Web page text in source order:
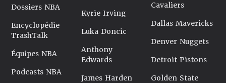
Dossiers NBA
Encyclopédie
TrashTalk
Équipes NBA
Podcasts NBA
Kyrie Irving
Luka Doncic
Anthony
Edwards
James Harden
Cavaliers
Dallas Mavericks
Denver Nuggets
Detroit Pistons
Golden State